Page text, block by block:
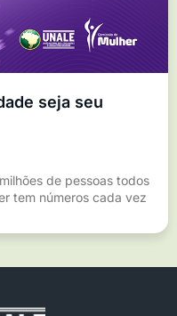
seja seu
de pessoas todos
tem números cada vez